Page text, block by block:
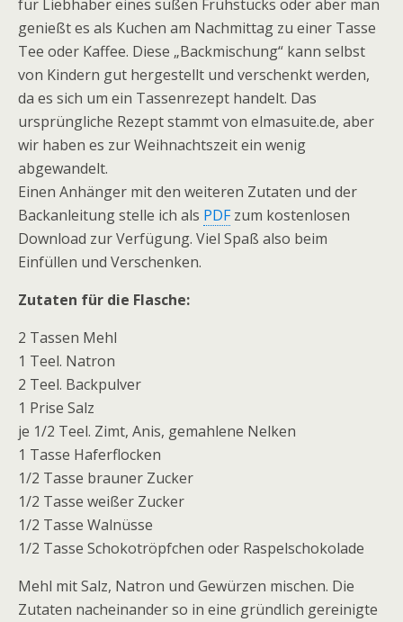
für Liebhaber eines süßen Frühstücks oder aber man
genießt es als Kuchen am Nachmittag zu einer Tasse
Tee oder Kaffee. Diese „Backmischung“ kann selbst
von Kindern gut hergestellt und verschenkt werden,
da es sich um ein Tassenrezept handelt. Das
ursprüngliche Rezept stammt von elmasuite.de, aber
wir haben es zur Weihnachtszeit ein wenig
abgewandelt.
Einen Anhänger mit den weiteren Zutaten und der
Backanleitung stelle ich als PDFzum kostenlosen
Download zur Verfügung. Viel Spaß also beim
Einfüllen und Verschenken.
Zutaten für die Flasche:
2 Tassen Mehl
1 Teel. Natron
2 Teel. Backpulver
1 Prise Salz
je 1/2 Teel. Zimt, Anis, gemahlene Nelken
1 Tasse Haferflocken
1/2 Tasse brauner Zucker
1/2 Tasse weißer Zucker
1/2 Tasse Walnüsse
1/2 Tasse Schokotröpfchen oder Raspelschokolade
Mehl mit Salz, Natron und Gewürzen mischen. Die
Zutaten nacheinander so in eine gründlich gereinigte